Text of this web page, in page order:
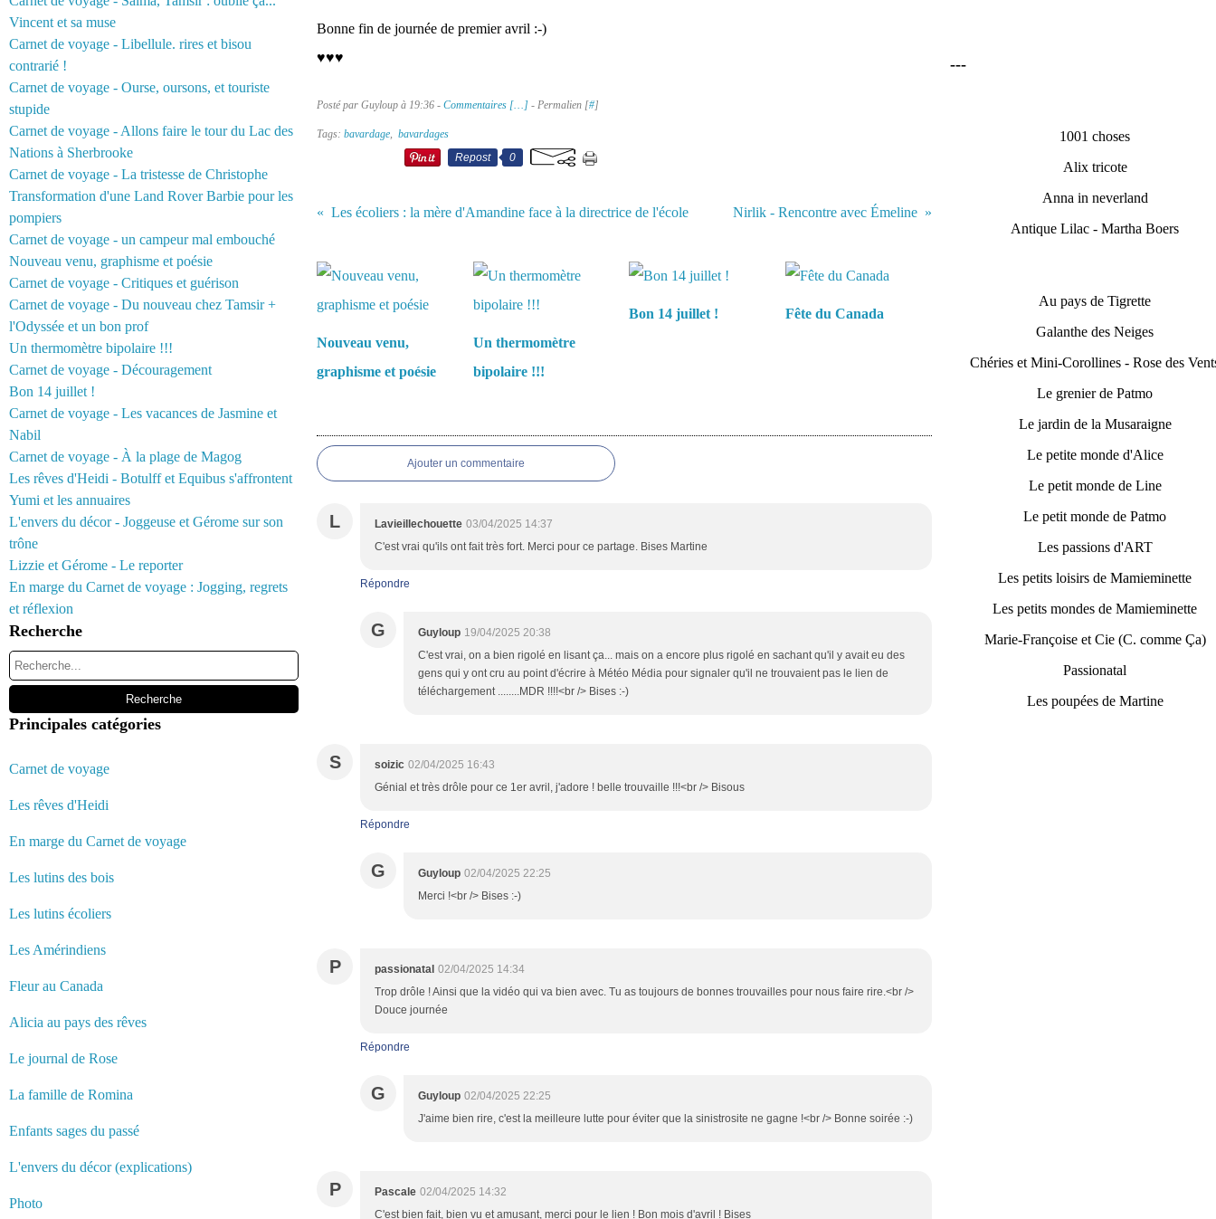
Vincent et sa muse
Carnet de voyage - Libellule. rires et bisou
contrarié !
Carnet de voyage - Ourse, oursons, et touriste
stupide
Carnet de voyage - Allons faire le tour du Lac des
Nations à Sherbrooke
Carnet de voyage - La tristesse de Christophe
Transformation d'une Land Rover Barbie pour les
pompiers
Carnet de voyage - un campeur mal embouché
Nouveau venu, graphisme et poésie
Carnet de voyage - Critiques et guérison
Carnet de voyage - Du nouveau chez Tamsir +
l'Odyssée et un bon prof
Un thermomètre bipolaire !!!
Carnet de voyage - Découragement
Bon 14 juillet !
Carnet de voyage - Les vacances de Jasmine et
Nabil
Carnet de voyage - À la plage de Magog
Les rêves d'Heidi - Botulff et Equibus s'affrontent
Yumi et les annuaires
L'envers du décor - Joggeuse et Gérome sur son
trône
Lizzie et Gérome - Le reporter
En marge du Carnet de voyage : Jogging, regrets
et réflexion
Recherche
Principales catégories
Carnet de voyage
Les rêves d'Heidi
En marge du Carnet de voyage
Les lutins des bois
Les lutins écoliers
Les Amérindiens
Fleur au Canada
Alicia au pays des rêves
Le journal de Rose
La famille de Romina
Enfants sages du passé
L'envers du décor (explications)
Photo
Bonne fin de journée de premier avril :-)
♥♥♥
Posté par Guyloup à 19:36 - Commentaires […] - Permalien [#]
Tags: bavardage, bavardages
Repost
0
Les écoliers : la mère d'Amandine face à la directrice de l'école Nirlik - Rencontre avec Émeline
Nouveau venu,
graphisme et poésie
Un thermomètre
bipolaire !!!
Bon 14 juillet ! Fête du Canada
Ajouter un commentaire
L Lavieillechouette 03/04/2025 14:37
C'est vrai qu'ils ont fait très fort. Merci pour ce partage. Bises Martine
Répondre
G Guyloup 19/04/2025 20:38
C'est vrai, on a bien rigolé en lisant ça... mais on a encore plus rigolé en sachant qu'il y avait eu des
gens qui y ont cru au point d'écrire à Météo Média pour signaler qu'il ne trouvaient pas le lien de
téléchargement ........MDR !!!!<br /> Bises :-)
S soizic 02/04/2025 16:43
Génial et très drôle pour ce 1er avril, j'adore ! belle trouvaille !!!<br /> Bisous
Répondre
G Guyloup 02/04/2025 22:25
Merci !<br /> Bises :-)
P passionatal 02/04/2025 14:34
Trop drôle ! Ainsi que la vidéo qui va bien avec. Tu as toujours de bonnes trouvailles pour nous faire rire.<br />
Douce journée
Répondre
G Guyloup 02/04/2025 22:25
J'aime bien rire, c'est la meilleure lutte pour éviter que la sinistrosite ne gagne !<br /> Bonne soirée :-)
P Pascale 02/04/2025 14:32
C'est bien fait, bien vu et amusant, merci pour le lien ! Bon mois d'avril ! Bises
---
1001 choses
Alix tricote
Anna in neverland
Antique Lilac - Martha Boers
Au pays de Tigrette
Galanthe des Neiges
Chéries et Mini-Corollines - Rose des
Le grenier de Patmo
Le jardin de la Musaraigne
Le petite monde d'Alice
Le petit monde de Line
Le petit monde de Patmo
Les passions d'ART
Les petits loisirs de Mamieminette
Les petits mondes de Mamieminette
Marie-Françoise et Cie (C. comme Ça)
Passionatal
Les poupées de Martine